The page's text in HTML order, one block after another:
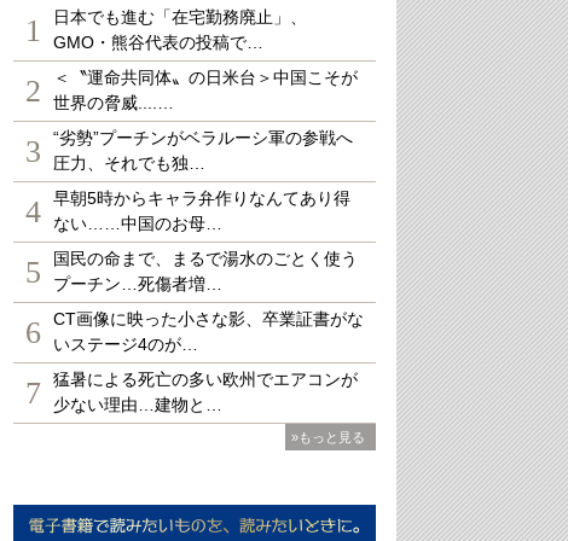
1
日本でも進む「在宅勤務廃止」、
GMO・熊谷代表の投稿で…
2
＜〝運命共同体〟の日米台＞中国こそが
世界の脅威....…
3
“劣勢”プーチンがベラルーシ軍の参戦へ
圧力、それでも独…
4
早朝5時からキャラ弁作りなんてあり得
ない……中国のお母…
5
国民の命まで、まるで湯水のごとく使う
プーチン…死傷者増…
6
CT画像に映った小さな影、卒業証書がな
いステージ4のが…
7
猛暑による死亡の多い欧州でエアコンが
少ない理由…建物と…
»もっと見る